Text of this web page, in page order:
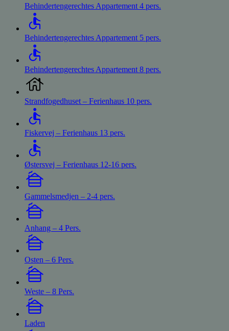
Behindertengerechtes Appartement 4 pers.
Behindertengerechtes Appartement 5 pers.
Behindertengerechtes Appartement 8 pers.
Strandfogedhuset – Ferienhaus 10 pers.
Fiskervej – Ferienhaus 13 pers.
Østersvej – Ferienhaus 12-16 pers.
Gammelsmedjen – 2-4 pers.
Anhang – 4 Pers.
Osten – 6 Pers.
Weste – 8 Pers.
Laden